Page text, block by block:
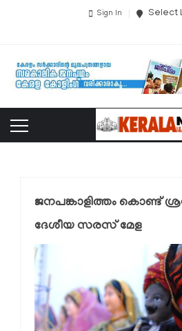
Sign In Select
ജനപങ്കാളിത്തം കൊണ്ട്
ദേശീയ സരസ് മേള